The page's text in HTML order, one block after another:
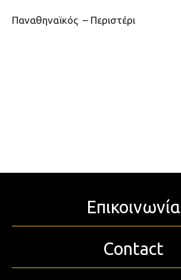
Παναθηναϊκός – Περιστέρι
Επικοινωνία
Contact